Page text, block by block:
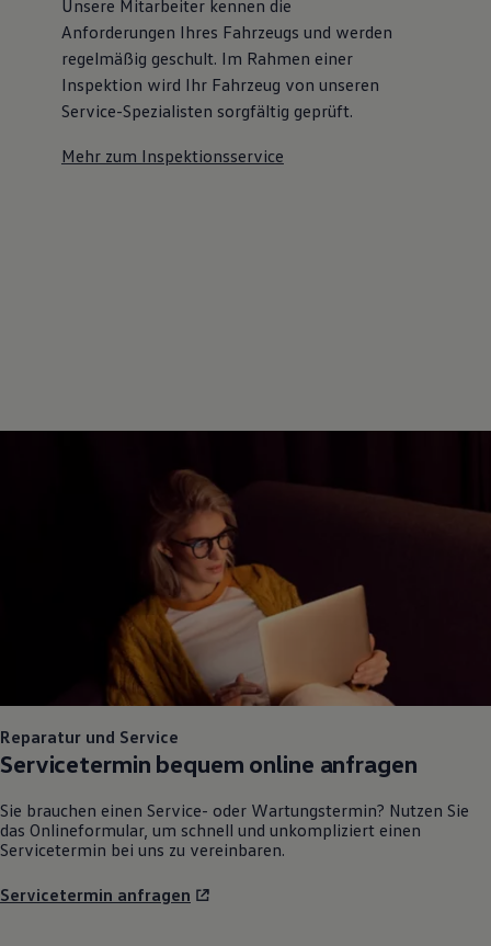
Unsere Mitarbeiter kennen die
Anforderungen Ihres Fahrzeugs und werden
regelmäßig geschult. Im Rahmen einer
Inspektion wird Ihr Fahrzeug von unseren
Service-Spezialisten sorgfältig geprüft.
Mehr zum Inspektionsservice
Reparatur und Service
Servicetermin bequem online anfragen
Sie brauchen einen Service- oder Wartungstermin? Nutzen Sie
das Onlineformular, um schnell und unkompliziert einen
Servicetermin bei uns zu vereinbaren.
Servicetermin anfragen